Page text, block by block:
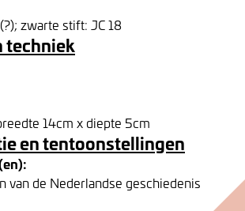
zwarte stift: JC 18
techniek
14cm x diepte 5cm
en tentoonstellingen
van de Nederlandse geschiedenis